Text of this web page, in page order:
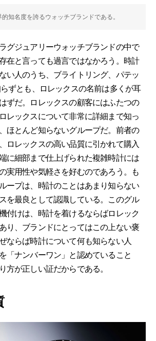
知名度を誇るウォッチブランドである。
グジュアリーウォッチブランドの中で
在と言っても過言ではなかろう。時計
い人のうち、ブライトリング、パテッ
ずとも、ロレックスの名前は多くが耳
ずだ。ロレックスの顧客にはふたつの
レックスについて非常に詳細まで知っ
ほとんど知らないグループだ。前者の
ロレックスの高い品質に引かれて購入
に細部まで仕上げられた複雑時計には
実用性や気軽さを好むのであろう。も
ープは、時計のことはあまり知らない
を最良として認識している。このグル
付けは、時計を着けるならばロレック
り、ブランドにとってはこの上ない褒
ならば時計について何も知らない人
「ナンバーワン」と認めていること
方が正しい証だからである。